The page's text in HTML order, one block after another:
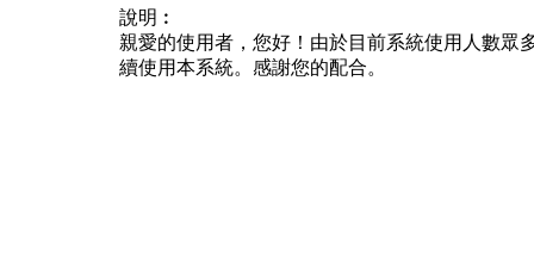
說明︰
親愛的使用者，您好！由於目前系統使用人數眾
續使用本系統。感謝您的配合。